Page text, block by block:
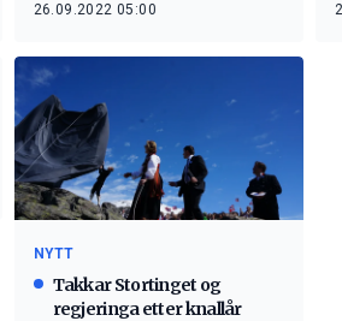
26.09.2022 05:00
NYTT
Takkar Stortinget og
regjeringa etter knallår